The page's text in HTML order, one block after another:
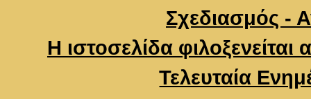
Σχεδιασμός -
Η ιστοσελίδα
Τελευταία